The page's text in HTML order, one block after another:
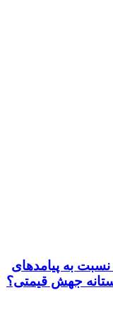
به پیامدهای
جهش قیمتی؟